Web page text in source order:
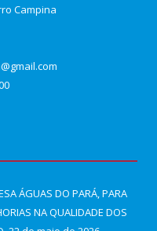
Campina
ÁGUAS DO PARÁ, PARA
NA QUALIDADE DOS